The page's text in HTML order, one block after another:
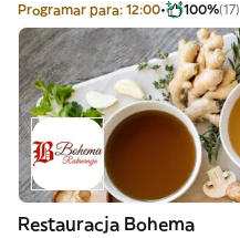
Programar para: 12:00 100%(17)
Restauracja Bohema